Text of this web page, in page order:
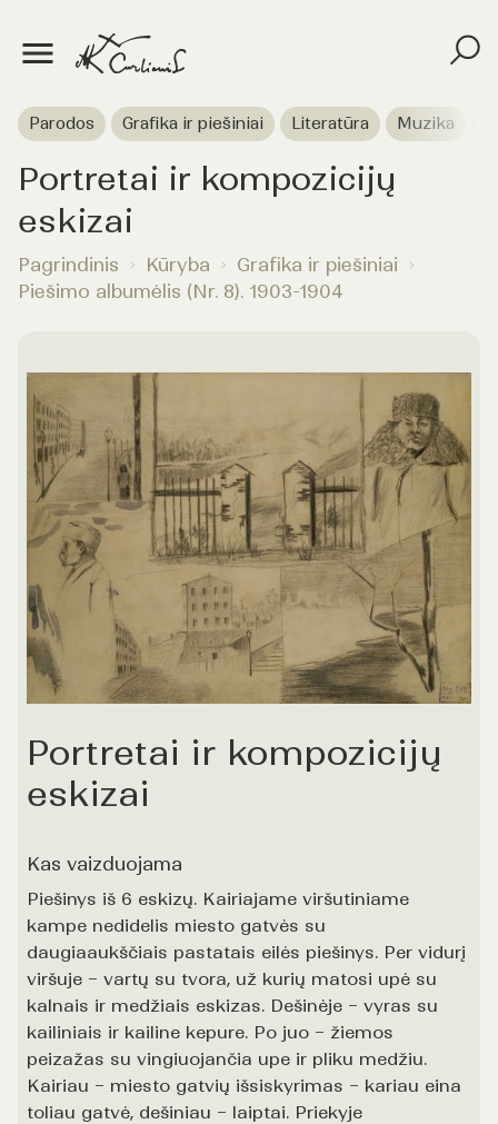
Parodos Grafika ir piešiniai Literatūra Muzika
Portretai ir kompozicijų
eskizai
Pagrindinis Kūryba
Grafika ir piešiniai
Piešimo albumėlis (Nr. 8). 1903-1904
Portretai ir kompozicijų
eskizai
Kas vaizduojama
Piešinys iš 6 eskizų. Kairiajame viršutiniame
kampe nedidelis miesto gatvės su
daugiaaukščiais pastatais eilės piešinys. Per vidurį
viršuje – vartų su tvora, už kurių matosi upė su
kalnais ir medžiais eskizas. Dešinėje – vyras su
kailiniais ir kailine kepure. Po juo – žiemos
peizažas su vingiuojančia upe ir pliku medžiu.
Kairiau – miesto gatvių išsiskyrimas – kariau eina
toliau gatvė, dešiniau – laiptai. Priekyje